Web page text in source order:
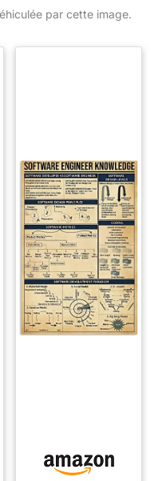
par cette image.